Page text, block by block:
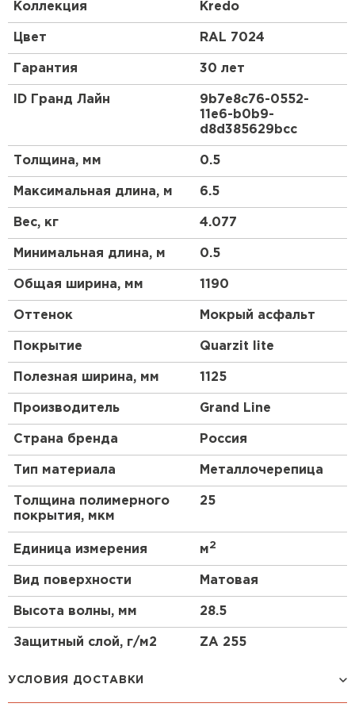
средиземноморский стиль кровли, а мягкие и
Kredo схожесть с натуральной черепицей. С Kredo
Ваш дом будет выразительным и оригинальным
долгие годы.
Профиль Kredo создан специально для скатов
Горизонтальный шов при стыковке двух листов
металлочерепицы Kredo может быть заметен.
При скате большей длины рекомендуем
использовать другой вид профиля
металлочерепицы Grand Line®.
Коллекция Kredo
Цвет RAL 7024
Гарантия 30 лет
ID Гранд Лайн
9b7e8c76-0552-
11e6-b0b9-
d8d385629bcc
Толщина, мм 0.5
Максимальная длина, м 6.5
Вес, кг 4.077
Минимальная длина, м 0.5
Общая ширина, мм 1190
Оттенок Мокрый асфальт
Покрытие Quarzit lite
Полезная ширина, мм 1125
Производитель Grand Line
Страна бренда Россия
Тип материала Металлочерепица
Толщина полимерного
покрытия, мкм
25
Единица измерения м2
Вид поверхности Матовая
Высота волны, мм 28.5
Защитный слой, г/м2 ZA 255
УСЛОВИЯ ДОСТАВКИ